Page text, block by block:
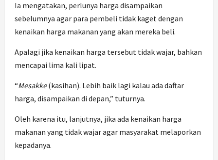
Ia mengatakan, perlunya harga disampaikan
sebelumnya agar para pembeli tidak kaget dengan
kenaikan harga makanan yang akan mereka beli.
Apalagi jika kenaikan harga tersebut tidak wajar, bahkan
mencapai lima kali lipat.
“Mesakke(kasihan). Lebih baik lagi kalau ada daftar
harga, disampaikan di depan,” tuturnya.
Oleh karena itu, lanjutnya, jika ada kenaikan harga
makanan yang tidak wajar agar masyarakat melaporkan
kepadanya.